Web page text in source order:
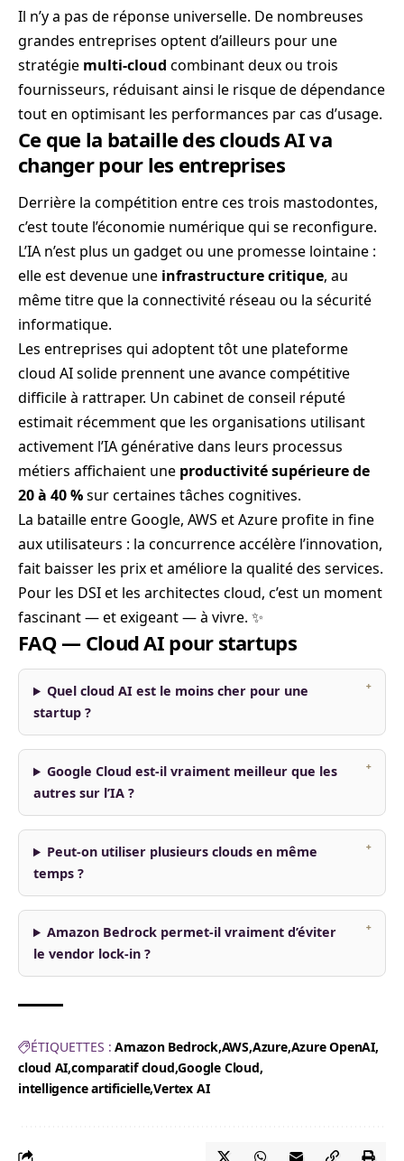
Il n’y a pas de réponse universelle. De nombreuses
grandes entreprises optent d’ailleurs pour une
stratégie multi-cloud combinant deux ou trois
fournisseurs, réduisant ainsi le risque de dépendance
tout en optimisant les performances par cas d’usage.
Ce que la bataille des clouds AI va
changer pour les entreprises
Derrière la compétition entre ces trois mastodontes,
c’est toute l’économie numérique qui se reconfigure.
L’IA n’est plus un gadget ou une promesse lointaine :
elle est devenue une infrastructure critique, au
même titre que la connectivité réseau ou la sécurité
informatique.
Les entreprises qui adoptent tôt une plateforme
cloud AI solide prennent une avance compétitive
difficile à rattraper. Un cabinet de conseil réputé
estimait récemment que les organisations utilisant
activement l’IA générative dans leurs processus
métiers affichaient une productivité supérieure de
20 à 40 %sur certaines tâches cognitives.
La bataille entre Google, AWS et Azure profite in fine
aux utilisateurs : la concurrence accélère l’innovation,
fait baisser les prix et améliore la qualité des services.
Pour les DSI et les architectes cloud, c’est un moment
fascinant — et exigeant — à vivre. ✨
FAQ — Cloud AI pour startups
Quel cloud AI est le moins cher pour une
startup ?
Google Cloud est-il vraiment meilleur que les
autres sur l’IA ?
Peut-on utiliser plusieurs clouds en même
temps ?
Amazon Bedrock permet-il vraiment d’éviter
le vendor lock-in ?
ÉTIQUETTES : Amazon Bedrock AWS Azure Azure OpenAI
cloud AIcomparatif cloud Google Cloud
intelligence artificielleVertex AI